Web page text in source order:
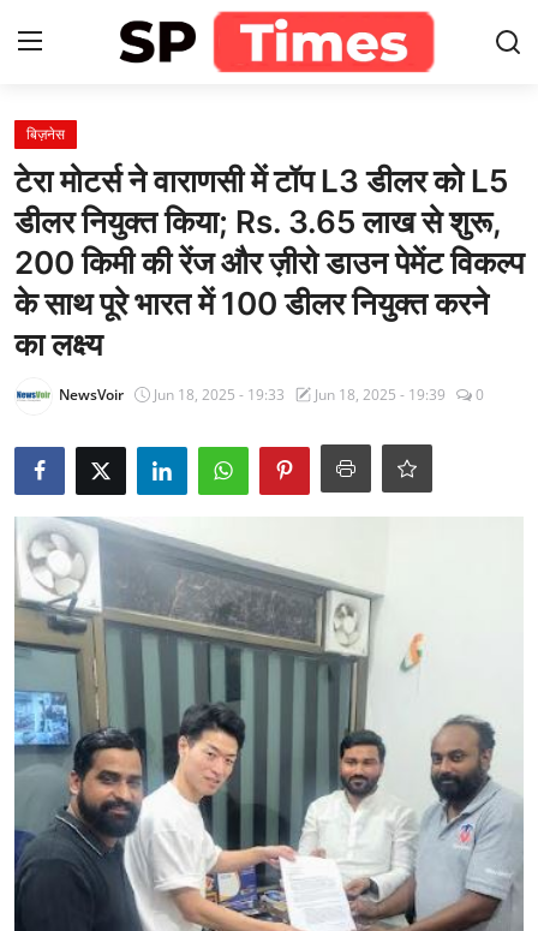
Home
Contact
About
मनोरंजन
शिक्षा
लाइफस्टाइल
टेक्नोलॉजी
देश
बिज़नेस
English
बिज़नेस
टेरा मोटर्स ने वाराणसी में टॉप L3 डीलर को L5
डीलर नियुक्त किया; Rs. 3.65 लाख से शुरू,
200 किमी की रेंज और ज़ीरो डाउन पेमेंट विकल्प
के साथ पूरे भारत में 100 डीलर नियुक्त करने
का लक्ष्य
NewsVoir Jun 18, 2025 - 19:33 Jun 18, 2025 - 19:39 0